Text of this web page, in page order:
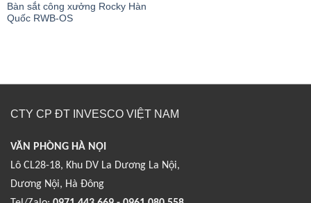
Bàn sắt công xưởng Rocky Hàn
Quốc RWB-OS
CTY CP ĐT INVESCO VIỆT NAM
VĂN PHÒNG HÀ NỘI
Lô CL28-18, Khu DV La Dương La Nội,
Dương Nội, Hà Đông